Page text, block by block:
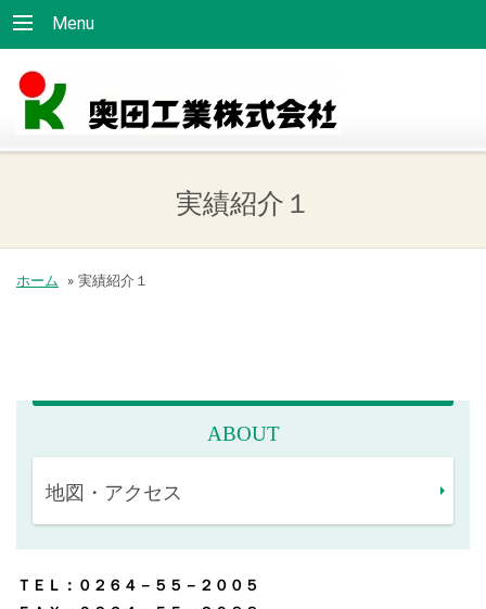
Menu
実績紹介１
ホーム » 実績紹介１
ABOUT
地図・アクセス
ＴＥＬ：０２６４－５５－２００５